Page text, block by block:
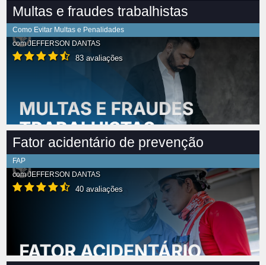
Multas e fraudes trabalhistas
Como Evitar Multas e Penalidades
comJEFFERSON DANTAS
83 avaliações
Fator acidentário de prevenção
FAP
comJEFFERSON DANTAS
40 avaliações